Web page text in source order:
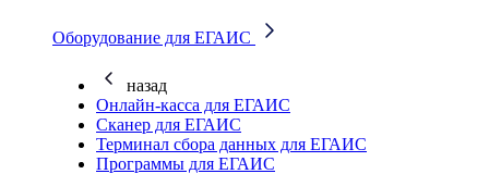
Оборудование для ЕГАИС
назад
Онлайн-касса для ЕГАИС
Сканер для ЕГАИС
Терминал сбора данных для ЕГАИС
Программы для ЕГАИС